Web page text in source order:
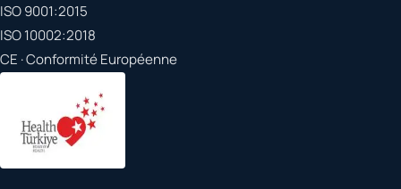
ISO 9001:2015
ISO 10002:2018
CE · Conformité Européenne